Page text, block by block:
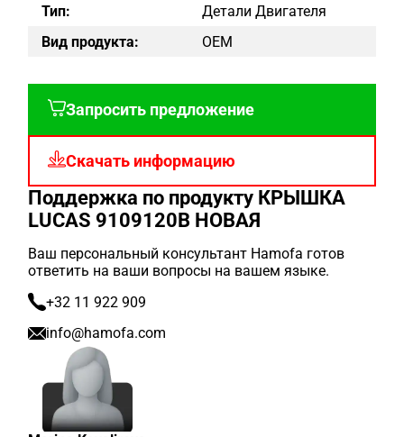
Тип:
Детали Двигателя
Вид продукта:
OEM
Запросить предложение
Скачать информацию
Поддержка по продукту КРЫШКА
LUCAS 9109120B НОВАЯ
Ваш персональный консультант Hamofa готов
ответить на ваши вопросы на вашем языке.
+32 11 922 909
info@hamofa.com